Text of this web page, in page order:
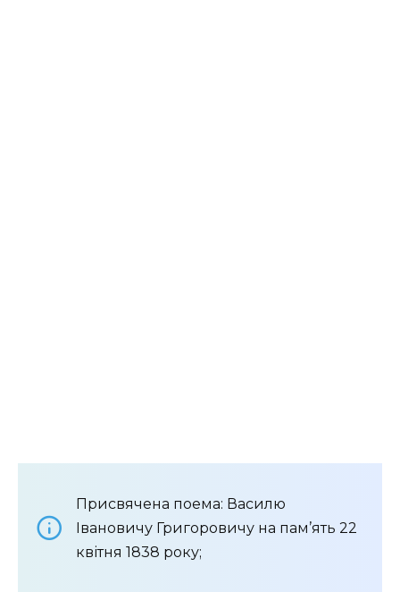
Присвячена поема: Василю
Івановичу Григоровичу на пам’ять 22
квітня 1838 року;